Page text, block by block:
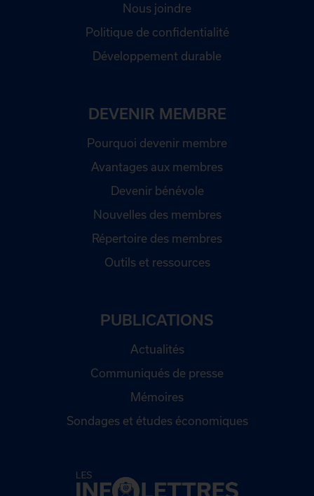
Nous joindre
Politique de confidentialité
Développement durable
DEVENIR MEMBRE
Pourquoi devenir membre
Avantages aux membres
Devenir bénévole
Nouvelles des membres
Répertoire des membres
Outils et ressources
PUBLICATIONS
Actualités
Communiqués de presse
Mémoires
Sondages et études économiques